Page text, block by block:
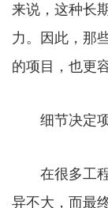
来说，这种长
力。因此，那
的项目，也更
细节决定项
在很多工程
异不大，而最